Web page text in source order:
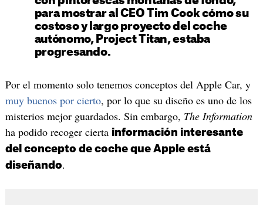
para mostrar al CEO Tim Cook cómo su
costoso y largo proyecto del coche
autónomo, Project Titan, estaba
progresando.
Por el momento solo tenemos conceptos del Apple Car, y
muy buenos por cierto, por lo que su diseño es uno de los
misterios mejor guardados. Sin embargo, The Information
ha podido recoger cierta información interesante
del concepto de coche que Apple está
diseñando.